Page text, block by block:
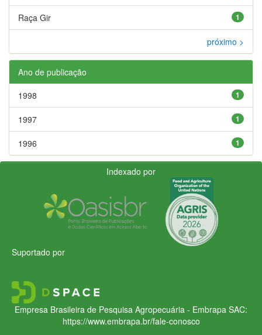
1
Raça Gir
próximo >
Ano de publicação
1
1998
1
1997
1
1996
Indexado por
Suportado por
Empresa Brasileira de Pesquisa Agropecuária - Embrapa SAC:
https://www.embrapa.br/fale-conosco